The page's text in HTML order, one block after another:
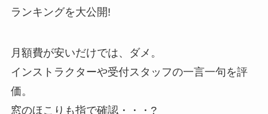
ランキングを大公開!
月額費が安いだけでは、ダメ。
インストラクターや受付スタッフの一言一句を評
価。
窓のほこりも指で確認・・・?